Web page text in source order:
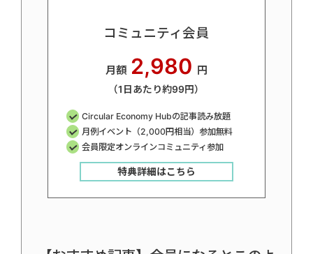
コミュニティ会員
月額 2,980 円
（1日あたり約99円）
Circular Economy Hubの記事読み放題
月例イベント（2,000円相当）参加無料
会員限定オンラインコミュニティ参加
特典詳細はこちら